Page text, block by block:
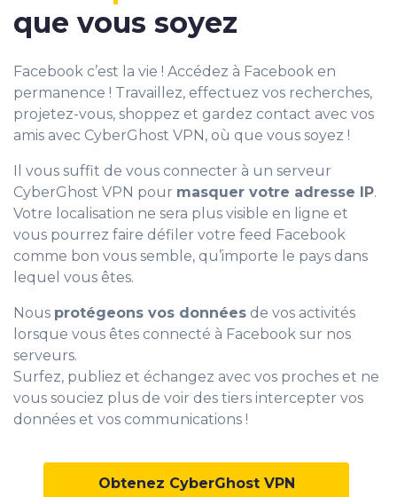
que vous soyez
Facebook c’est la vie ! Accédez à Facebook en
permanence ! Travaillez, effectuez vos recherches,
projetez-vous, shoppez et gardez contact avec vos
amis avec CyberGhost VPN, où que vous soyez !
Il vous suffit de vous connecter à un serveur
CyberGhost VPN pour masquer votre adresse IP.
Votre localisation ne sera plus visible en ligne et
vous pourrez faire défiler votre feed Facebook
comme bon vous semble, qu’importe le pays dans
lequel vous êtes.
Nous protégeons vos données de vos activités
lorsque vous êtes connecté à Facebook sur nos
serveurs.
Surfez, publiez et échangez avec vos proches et ne
vous souciez plus de voir des tiers intercepter vos
données et vos communications !
Obtenez CyberGhost VPN
0
1
2
3
4
5